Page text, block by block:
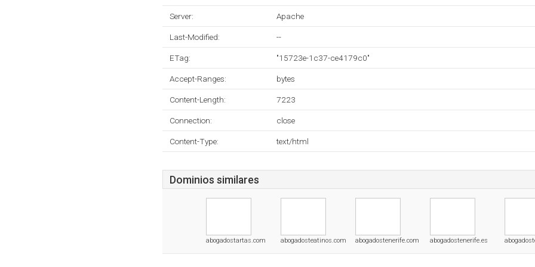
Server: Apache
Last-Modified: --
ETag: "15723e-1c37-ce4179c0"
Accept-Ranges: bytes
Content-Length: 7223
Connection: close
Content-Type: text/html
Dominios similares
abogadostartas.com abogadosteatinos.com abogadostenerife.com abogadostenerife.es